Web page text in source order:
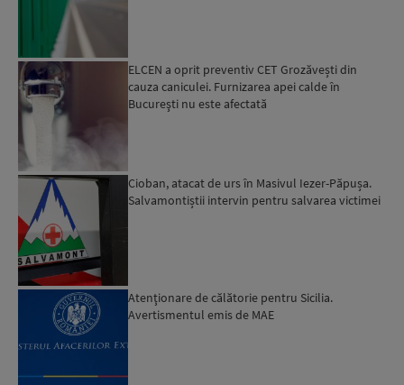
ELCEN a oprit preventiv CET Grozăvești din
cauza caniculei. Furnizarea apei calde în
Bucureşti nu este afectată
Cioban, atacat de urs în Masivul Iezer-Păpușa.
Salvamontiștii intervin pentru salvarea victimei
Atenţionare de călătorie pentru Sicilia.
Avertismentul emis de MAE